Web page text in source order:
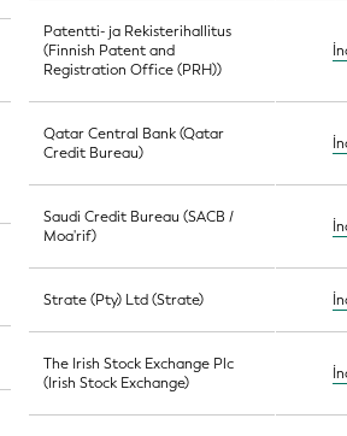
Patentti- ja Rekisterihallitus
(Finnish Patent and
Registration Office (PRH))
Qatar Central Bank (Qatar
Credit Bureau)
Saudi Credit Bureau (SACB /
Moa'rif)
Strate (Pty) Ltd (Strate)
The Irish Stock Exchange Plc
(Irish Stock Exchange)